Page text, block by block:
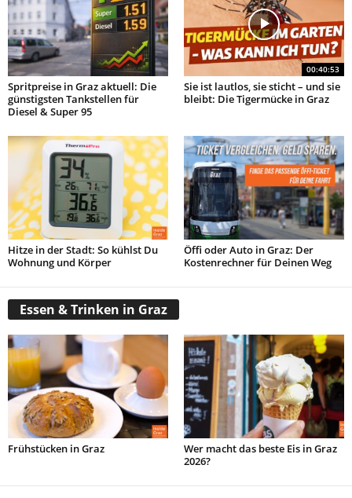
Spritpreise in Graz aktuell: Die
günstigsten Tankstellen für
Diesel & Super 95
00:40:53
Sie ist lautlos, sie sticht – und sie
bleibt: Die Tigermücke in Graz
Hitze in der Stadt: So kühlst Du
Wohnung und Körper
Öffi oder Auto in Graz: Der
Kostenrechner für Deinen Weg
Essen & Trinken in Graz
Frühstücken in Graz
Wer macht das beste Eis in Graz
2026?